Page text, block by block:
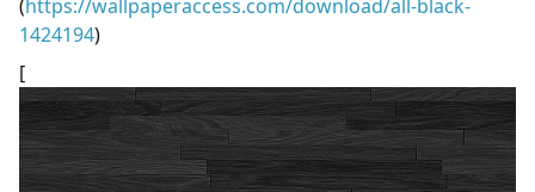
(https://wallpaperaccess.com/download/all-black-
1424194)
[